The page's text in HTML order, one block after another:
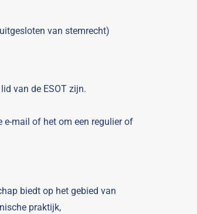
van stemrecht)
van de ESOT zijn.
e-mail of het om een regulier of
biedt op het gebied van
praktijk,